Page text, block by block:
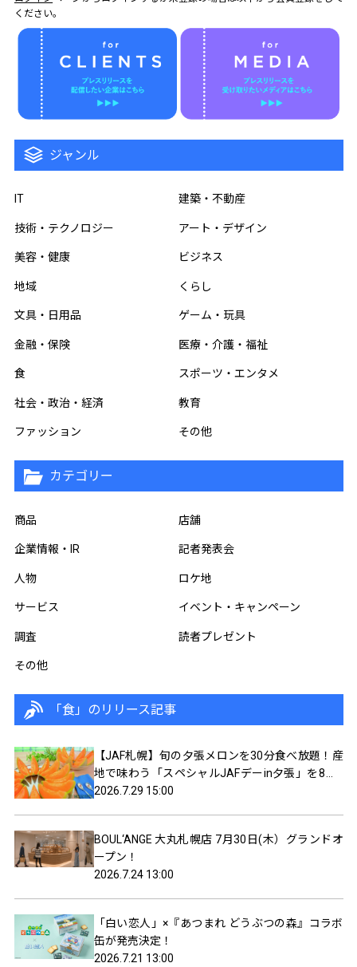
ください。
ジャンル
IT 建築・不動産
技術・テクノロジー アート・デザイン
美容・健康 ビジネス
地域 くらし
文具・日用品 ゲーム・玩具
金融・保険 医療・介護・福祉
食 スポーツ・エンタメ
社会・政治・経済 教育
ファッション その他
カテゴリー
商品 店舗
企業情報・IR 記者発表会
人物 ロケ地
サービス イベント・キャンペーン
調査 読者プレゼント
その他
「食」のリリース記事
【JAF札幌】旬の夕張メロンを30分食べ放題！産
地で味わう「スペシャルJAFデーin夕張」を8月8
日（土）開催
2026.7.29 15:00
BOUL‘ANGE 大丸札幌店 7月30日(木）グランドオ
ープン！
2026.7.24 13:00
「白い恋人」×『あつまれ どうぶつの森』コラボ
缶が発売決定！
2026.7.21 13:00